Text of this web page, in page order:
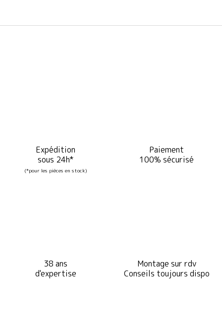
Expédition
sous 24h*
(*pour les pièces en stock)
Paiement
100% sécurisé
38 ans
d'expertise
Montage sur rdv
Conseils toujours dispo